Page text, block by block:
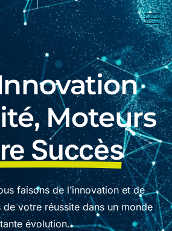
Moteurs
Succès
faisons de l’innovation et de
de votre réussite dans un monde
évolution.